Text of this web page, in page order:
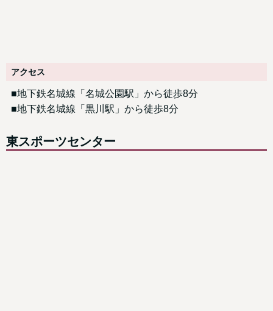
アクセス
■地下鉄名城線「名城公園駅」から徒歩8分
■地下鉄名城線「黒川駅」から徒歩8分
東スポーツセンター